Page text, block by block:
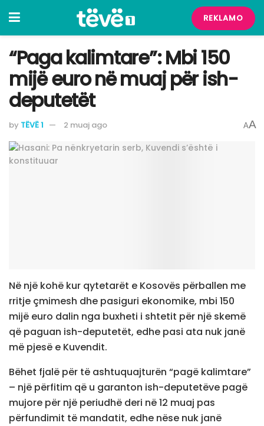
REKLAMO
“Paga kalimtare”: Mbi 150
mijë euro në muaj për ish-
deputetët
by TËVË 1 2 muaj ago AA
Në një kohë kur qytetarët e Kosovës përballen me
rritje çmimesh dhe pasiguri ekonomike, mbi 150
mijë euro dalin nga buxheti i shtetit për një skemë
që paguan ish-deputetët, edhe pasi ata nuk janë
më pjesë e Kuvendit.
Bëhet fjalë për të ashtuquajturën “pagë kalimtare”
– një përfitim që u garanton ish-deputetëve pagë
mujore për një periudhë deri në 12 muaj pas
përfundimit të mandatit, edhe nëse nuk janë